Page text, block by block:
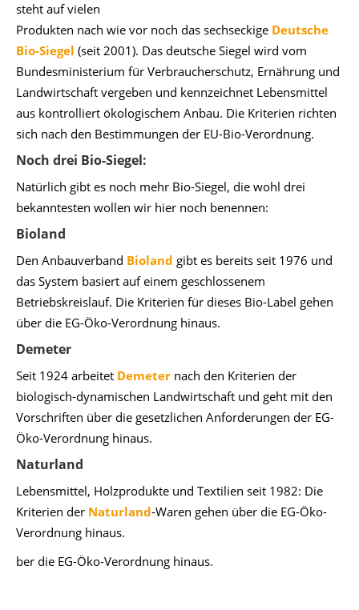
steht auf vielen
Produkten nach wie vor noch das sechseckige Deutsche
Bio-Siegel (seit 2001). Das deutsche Siegel wird vom
Bundesministerium für Verbraucherschutz, Ernährung und
Landwirtschaft vergeben und kennzeichnet Lebensmittel
aus kontrolliert ökologischem Anbau. Die Kriterien richten
sich nach den Bestimmungen der EU-Bio-Verordnung.
Noch drei Bio-Siegel:
Natürlich gibt es noch mehr Bio-Siegel, die wohl drei
bekanntesten wollen wir hier noch benennen:
Bioland
Den Anbauverband Bioland gibt es bereits seit 1976 und
das System basiert auf einem geschlossenem
Betriebskreislauf. Die Kriterien für dieses Bio-Label gehen
über die EG-Öko-Verordnung hinaus.
Demeter
Seit 1924 arbeitet Demeter nach den Kriterien der
biologisch-dynamischen Landwirtschaft und geht mit den
Vorschriften über die gesetzlichen Anforderungen der EG-
Öko-Verordnung hinaus.
Naturland
Lebensmittel, Holzprodukte und Textilien seit 1982: Die
Kriterien der Naturland-Waren gehen über die EG-Öko-
Verordnung hinaus.
ber die EG-Öko-Verordnung hinaus.